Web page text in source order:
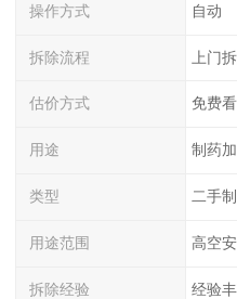
操作方式 自动
拆除流程 上门
估价方式 免费
用途 制药
类型 二手
用途范围 高空
拆除经验 经验